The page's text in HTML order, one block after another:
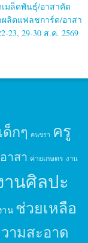
มล็ดพันธุ์/อาสาคัด
ผลิตแฟลชการ์ด/อาสา
29-30 ส.ค. 2569
กๆ คนชรา ครู
าสา ค่ายเกษตร งาน
านศิลปะ
าน ช่วยเหลือ
ามสะอาด